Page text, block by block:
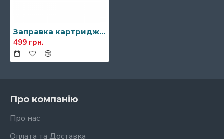
Заправка картриджа JetWorld JW-C052HN (аналог Canon 052H)
499 грн.
Про компанію
Про нас
Оплата та Доставка